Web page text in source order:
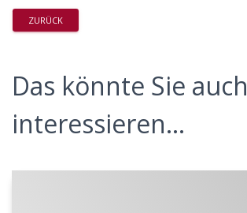
ZURÜCK
Das könnte Sie auch
interessieren...